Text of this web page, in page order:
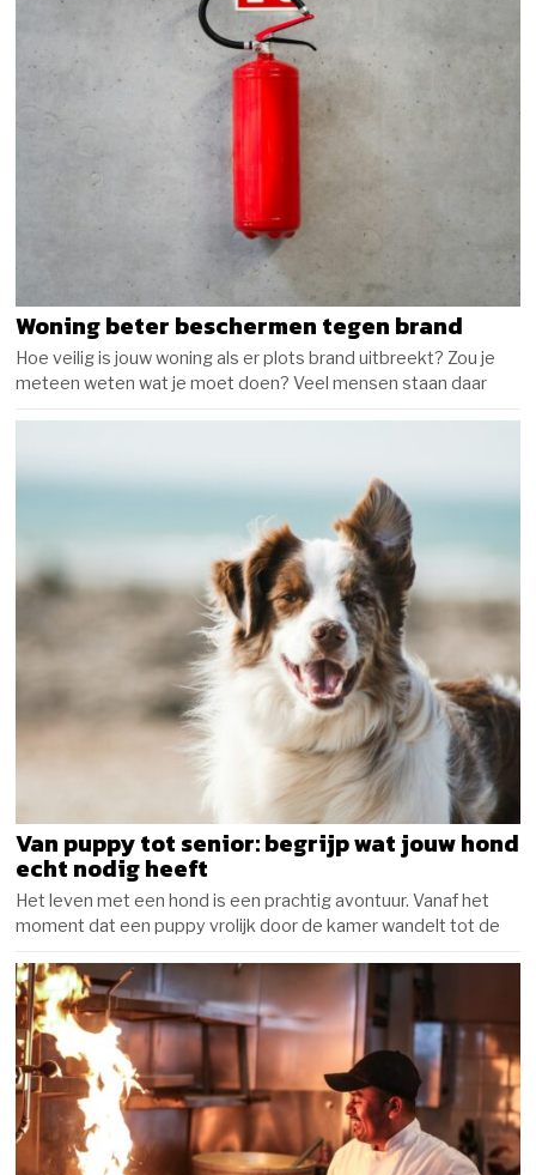
Woning beter beschermen tegen brand
Hoe veilig is jouw woning als er plots brand uitbreekt? Zou je
meteen weten wat je moet doen? Veel mensen staan daar
Van puppy tot senior: begrijp wat jouw hond
echt nodig heeft
Het leven met een hond is een prachtig avontuur. Vanaf het
moment dat een puppy vrolijk door de kamer wandelt tot de